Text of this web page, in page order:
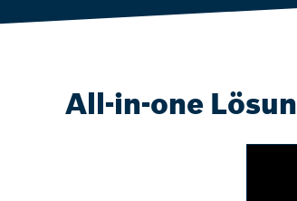
All-in-one